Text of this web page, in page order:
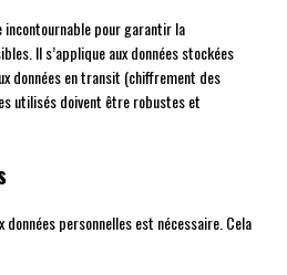
incontournable pour garantir la
Il s’applique aux données stockées
données en transit (chiffrement des
utilisés doivent être robustes et
données personnelles est nécessaire. Cela